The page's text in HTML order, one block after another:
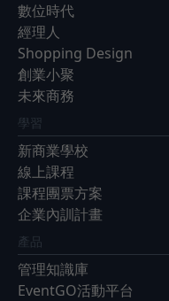
數位時代
經理人
Shopping Design
創業小聚
未來商務
學習
新商業學校
線上課程
課程團票方案
企業內訓計畫
產品
管理知識庫
EventGO活動平台